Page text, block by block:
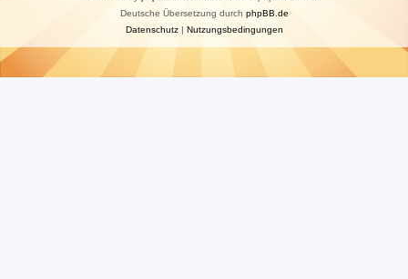
Deutsche Übersetzung durch phpBB.de
Datenschutz| Nutzungsbedingungen